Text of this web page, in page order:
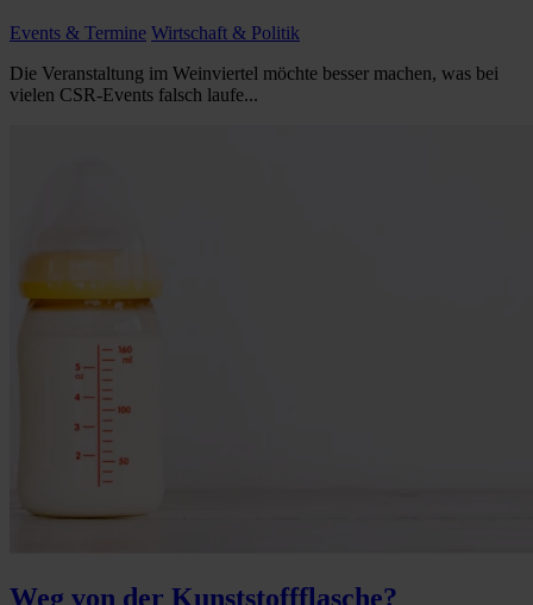
Events & Termine Wirtschaft & Politik
Die Veranstaltung im Weinviertel möchte besser machen, was bei
vielen CSR-Events falsch laufe...
Weg von der Kunststoffflasche?